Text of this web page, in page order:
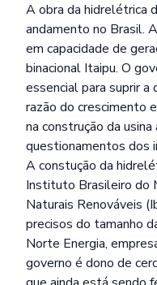
A obra da hidrelétrica
andamento no Brasil.
em capacidade de
binacional Itaipu. O
essencial para suprir a
razão do crescimento
na construção da
questionamentos dos
A constução da
Instituto Brasileiro do
Naturais Renováveis
precisos do tamanho
Norte Energia,
governo é dono de